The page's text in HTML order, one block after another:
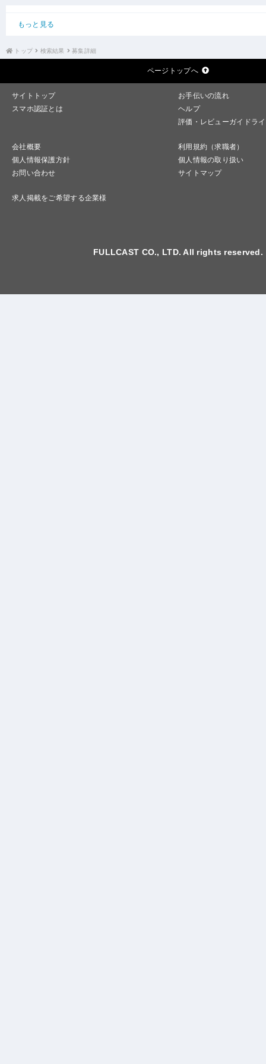
もっと見る
トップ 検索結果 募集詳細
ページトップへ
サイトトップ
お手伝いの流れ
スマホ認証とは
ヘルプ
評価・レビューガイドラ
会社概要
利用規約（求職者）
個人情報保護方針
個人情報の取り扱い
お問い合わせ
サイトマップ
求人掲載をご希望する企業様
FULLCAST CO., LTD. All rights reserved.